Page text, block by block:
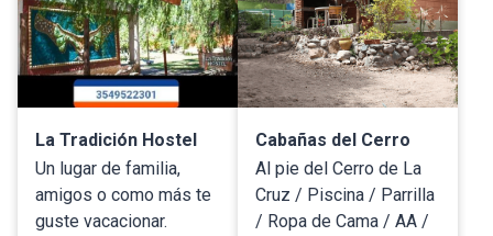
La Tradición Hostel
Un lugar de familia,
amigos o como más te
guste vacacionar.
Cabañas del Cerro
Al pie del Cerro de La
Cruz / Piscina / Parrilla
/ Ropa de Cama / AA /